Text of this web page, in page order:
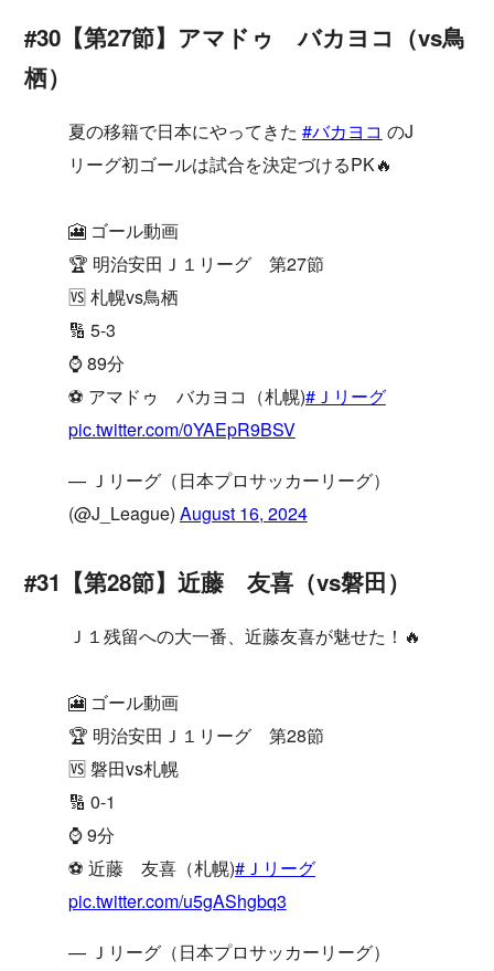
#30【第27節】アマドゥ バカヨコ（vs鳥
栖）
夏の移籍で日本にやってきた #バカヨコ のJ
リーグ初ゴールは試合を決定づけるPK🔥
🎦 ゴール動画
🏆 明治安田Ｊ１リーグ 第27節
🆚 札幌vs鳥栖
🔢 5-3
⌚️ 89分
⚽️ アマドゥ バカヨコ（札幌)#Ｊリーグ
pic.twitter.com/0YAEpR9BSV
— Ｊリーグ（日本プロサッカーリーグ）
(@J_League) August 16, 2024
#31【第28節】近藤 友喜（vs磐田）
Ｊ１残留への大一番、近藤友喜が魅せた！🔥
🎦 ゴール動画
🏆 明治安田Ｊ１リーグ 第28節
🆚 磐田vs札幌
🔢 0-1
⌚️ 9分
⚽️ 近藤 友喜（札幌)#Ｊリーグ
pic.twitter.com/u5gAShgbq3
— Ｊリーグ（日本プロサッカーリーグ）